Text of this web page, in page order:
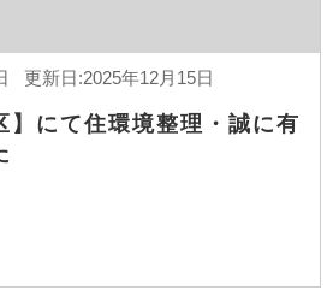
更新日:2025年12月15日
】にて住環境整理・誠に有